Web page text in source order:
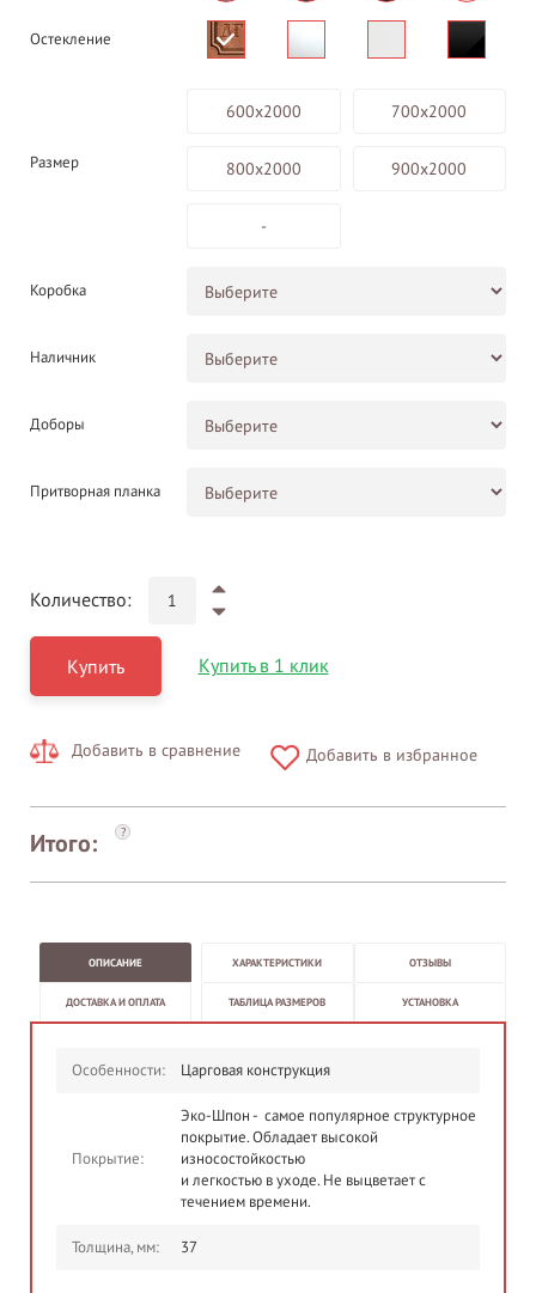
Остекление
Размер
600х2000 700х2000
800х2000 900х2000
-
Коробка
Наличник
Доборы
Притворная планка
Количество:
Купить Купить в 1 клик
Добавить в сравнение Добавить в избранное
Итого: ?
ОПИСАНИЕ ХАРАКТЕРИСТИКИ ОТЗЫВЫ
ДОСТАВКА И ОПЛАТА ТАБЛИЦА РАЗМЕРОВ УСТАНОВКА
Особенности: Царговая конструкция
Покрытие:
Эко-Шпон - самое популярное структурное
покрытие. Обладает высокой
износостойкостью
и легкостью в уходе. Не выцветает с
течением времени.
Толщина, мм: 37